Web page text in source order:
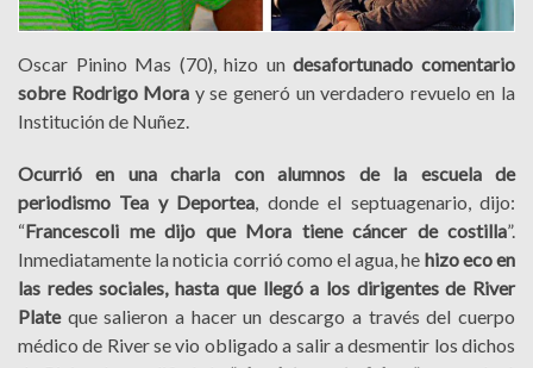
Oscar Pinino Mas (70), hizo undesafortunado comentario
sobre Rodrigo Mora y se generó un verdadero revuelo en la
Institución de Nuñez.
Ocurrió en una charla con alumnos de la escuela de
periodismo Tea y Deportea, donde el septuagenario, dijo:
“Francescoli me dijo que Mora tiene cáncer de costilla”.
Inmediatamente la noticia corrió como el agua, he hizo eco en
las redes sociales, hasta que llegó a los dirigentes de River
Plateque salieron a hacer un descargo a través del cuerpo
médico de River se vio obligado a salir a desmentir los dichos